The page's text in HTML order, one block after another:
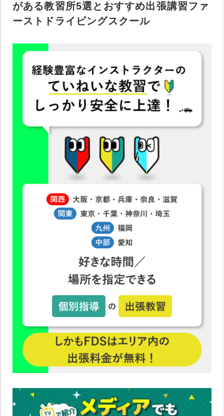
がある教習所5選とおすすめ出張講習ファ
ーストドライビングスクール